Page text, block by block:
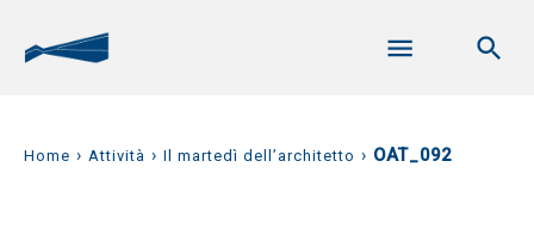
Home › Attività › Il martedì dell’architetto › OAT_092